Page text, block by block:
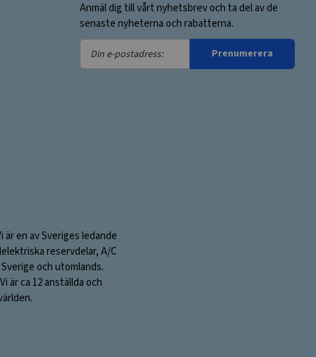
Anmäl dig till vårt nyhetsbrev och ta del av de
senaste nyheterna och rabatterna.
Din
e-
Prenumerera
en av Sveriges ledande
reservdelar, A/C
och utomlands.
är ca 12 anställda och